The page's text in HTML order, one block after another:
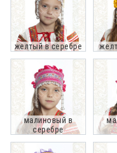
желтый в серебре
малиновый в
серебре